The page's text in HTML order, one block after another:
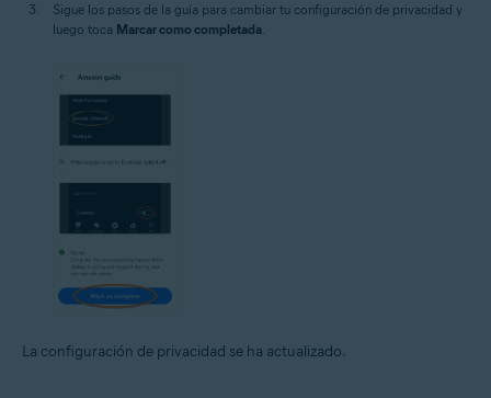
Sigue los pasos de la guía para cambiar tu configuración de privacidad y
luego toca Marcar como completada.
La configuración de privacidad se ha actualizado.